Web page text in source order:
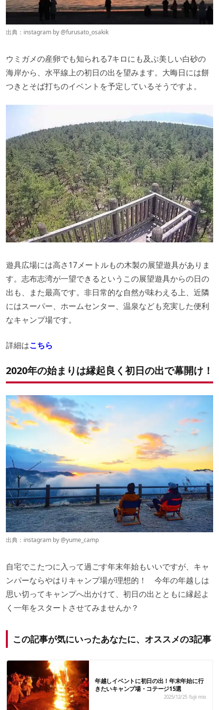
出典：instagram by @furusato_osakik
ウミガメの産卵でも知られる7キロにも及ぶ美しい白砂の
海岸から、水平線上の初日の出を望みます。大晦日には餅
つきとそば打ちのイベントを予定しているそうですよ。
出典：なっぷ
遊具広場には高さ17メートルもの木製の展望遊具がありま
す。志布志湾が一望できるというこの展望遊具からの日の
出も、また最高です。非日常的な自然が味わえる上、近隣
にはスーパー、ホームセンター、温泉なども充実した便利
なキャンプ場です。
詳細はこちら
2020年の始まりは縁起良く初日の出で幕開け！
出典：instagram by @yume_camp
自宅でこたつに入って過ごす年末年始もいいですが、キャ
ンパーならやはりキャンプ場が理想的！ 今年の年越しは
思い切ってキャンプへ出かけて、初日の出とともに縁起よ
く一年をスタートさせてみませんか？
この記事が気にいったあなたに、オススメの3記事
年越しイベントに初日の出！年末年始に行
きたいキャンプ場・コテージ15選
2025/12/25 fujii mio